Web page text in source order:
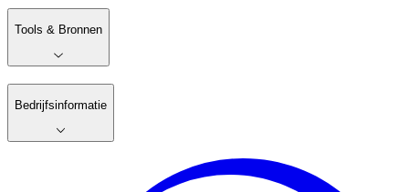
Tools & Bronnen
Bedrijfsinformatie